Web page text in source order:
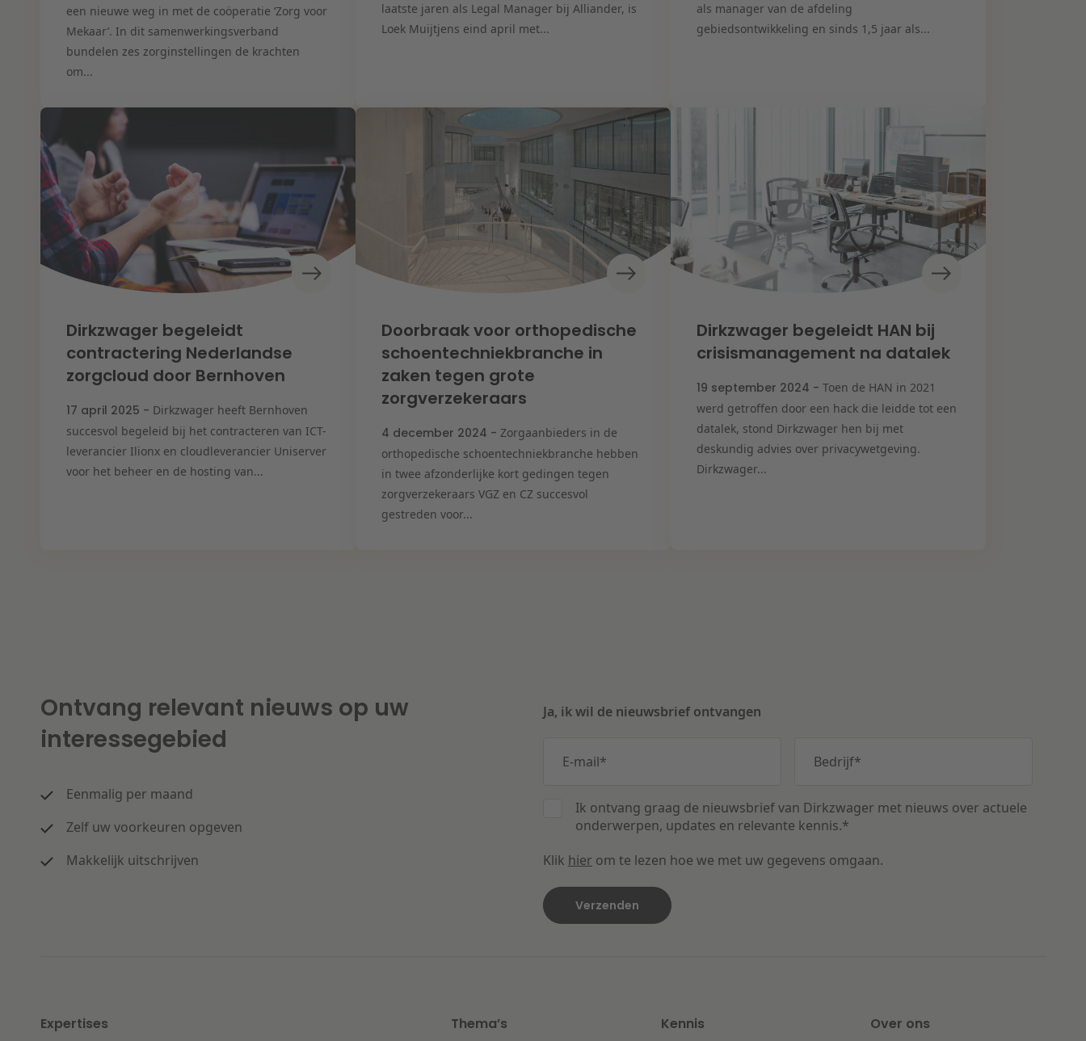
een nieuwe weg in met de coöperatie ‘Zorg voor
Mekaar’. In dit samenwerkingsverband
bundelen zes zorginstellingen de krachten
om...
laatste jaren als Legal Manager bij Alliander, is
Loek Muijtjens eind april met...
als manager van de afdeling
gebiedsontwikkeling en sinds 1,5 jaar als...
Dirkzwager begeleidt
contractering Nederlandse
zorgcloud door Bernhoven
17 april 2025 - Dirkzwager heeft Bernhoven
succesvol begeleid bij het contracteren van ICT-
leverancier Ilionx en cloudleverancier Uniserver
voor het beheer en de hosting van...
Doorbraak voor orthopedische
schoentechniekbranche in
zaken tegen grote
zorgverzekeraars
4 december 2024 -Zorgaanbieders in de
orthopedische schoentechniekbranche hebben
in twee afzonderlijke kort gedingen tegen
zorgverzekeraars VGZ en CZ succesvol
gestreden voor...
Dirkzwager begeleidt HAN bij
crisismanagement na datalek
19 september 2024 - Toen de HAN in 2021
werd getroffen door een hack die leidde tot een
datalek, stond Dirkzwager hen bij met
deskundig advies over privacywetgeving.
Dirkzwager...
Ontvang relevant nieuws op uw
interessegebied
Eenmalig per maand
Zelf uw voorkeuren opgeven
Makkelijk uitschrijven
Ja, ik wil de nieuwsbrief ontvangen
E-mail* Bedrijf*
Ik ontvang graag de nieuwsbrief van Dirkzwager met nieuws over actuele
onderwerpen, updates en relevante kennis.*
Klik hier om te lezen hoe we met uw gegevens omgaan.
Expertises Thema’s Kennis Over ons